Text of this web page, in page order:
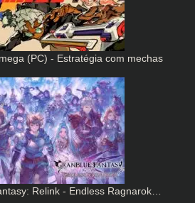
(PC) - Estratégia com mechas
Relink - Endless Ragnarok…